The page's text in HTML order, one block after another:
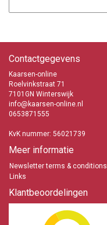
Contactgegevens
Kaarsen-online
Roelvinkstraat 71
7101GN Winterswijk
info@kaarsen-online.nl
0653871555
KvK nummer: 56021739
Meer informatie
Newsletter terms & conditions
Links
Klantbeoordelingen